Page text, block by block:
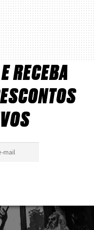
RECEBA